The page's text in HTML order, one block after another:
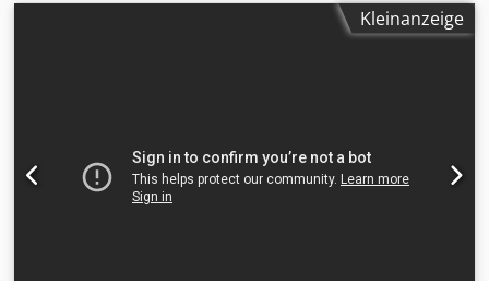
Kleinanzeige